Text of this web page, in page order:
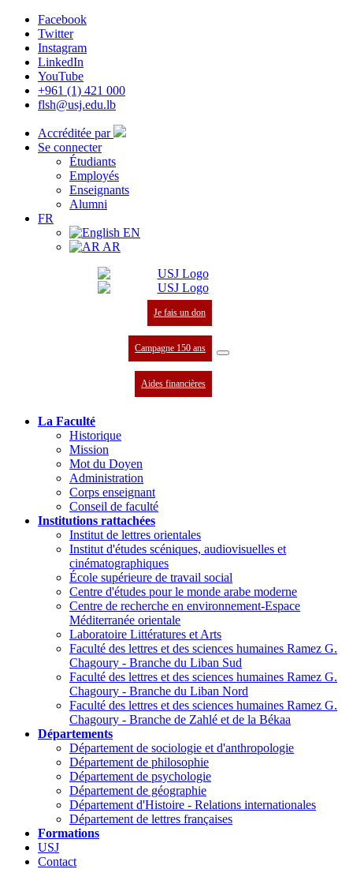
Facebook
Twitter
Instagram
LinkedIn
YouTube
+961 (1) 421 000
flsh@usj.edu.lb
Accréditée par
Se connecter
Étudiants
Employés
Enseignants
Alumni
FR
EN
AR
Je fais un don
Campagne 150 ans
Aides financières
La Faculté
Historique
Mission
Mot du Doyen
Administration
Corps enseignant
Conseil de faculté
Institutions rattachées
Institut de lettres orientales
Institut d'études scéniques, audiovisuelles et
cinématographiques
École supérieure de travail social
Centre d'études pour le monde arabe moderne
Centre de recherche en environnement-Espace
Méditerranée orientale
Laboratoire Littératures et Arts
Faculté des lettres et des sciences humaines Ramez G.
Chagoury - Branche du Liban Sud
Faculté des lettres et des sciences humaines Ramez G.
Chagoury - Branche du Liban Nord
Faculté des lettres et des sciences humaines Ramez G.
Chagoury - Branche de Zahlé et de la Békaa
Départements
Département de sociologie et d'anthropologie
Département de philosophie
Département de psychologie
Département de géographie
Département d'Histoire - Relations internationales
Département de lettres françaises
Formations
USJ
Contact